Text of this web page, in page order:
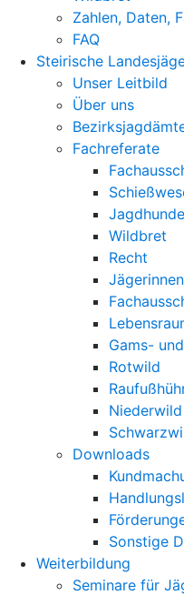
Zahlen, Daten,
FAQ
Steirische
Unser Leitbild
Über uns
Fachreferate
Jagdhunde
Wildbret
Recht
Jägerinnen
Gams-
Rotwild
Niederwild
Downloads
Sonstige
Weiterbildung
Seminare für